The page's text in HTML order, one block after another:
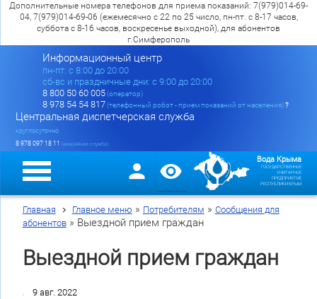
Дополнительные номера телефонов для приема показаний: 7(979)014-69-
04, 7(979)014-69-06 (ежемесячно с 22 по 25 число, пн-пт. с 8-17 часов,
суббота с 8-16 часов, воскресенье выходной), для абонентов
г.Симферополь
Информационный центр
пн-пт: c 8:00 до 20:00
сб-вс и праздничные дни: с 9:00 до 20:00
8 800 50 60 005(оператор)
8 978 54 54 817(телефонный робот - прием показаний от населения)?
Центральная диспетчерская служба
круглосуточно
8 978 097 18 11 (аварийная служба)
Вода Крыма
ГОСУДАРСТВЕННОЕ
УНИТАРНОЕ
ПРЕДПРИЯТИЕ
РЕСПУБЛИКИ КРЫМ
Главная Главное меню » Потребителям » Сообщения для
абонентов» Выездной прием граждан
Выездной прием граждан
9 авг. 2022